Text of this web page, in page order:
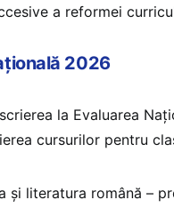
a reformei
2026
la Evaluarea
cursurilor pentru
și literatura română –